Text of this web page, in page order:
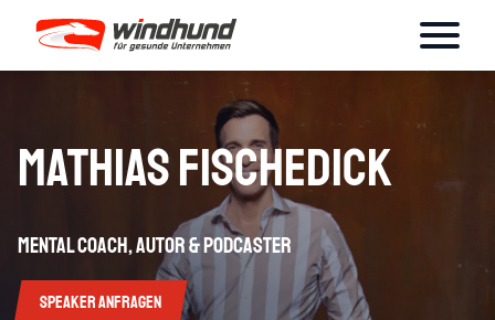
Mathias Fischedick
Mental Coach, Autor & Podcaster
Speaker anfragen